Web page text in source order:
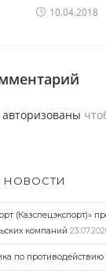
10.04.2018
авторизованы
НОВОСТИ
(Казспецэкспорт)»
компаний
по